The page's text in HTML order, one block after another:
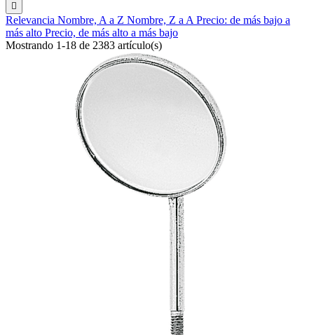

Relevancia Nombre, A a Z Nombre, Z a A Precio: de más bajo a
más alto Precio, de más alto a más bajo
Mostrando 1-18 de 2383 artículo(s)